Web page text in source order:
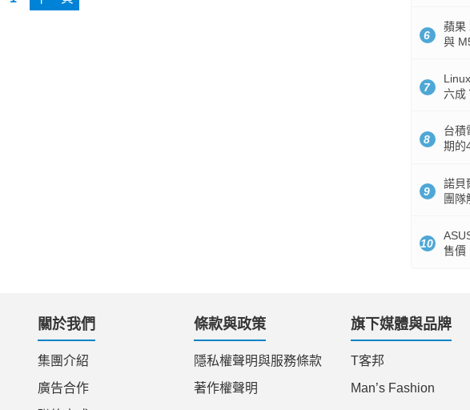
6
蘋果
與
7
六成
8
台積
期的
9
諾貝
團隊
10
售價
關於我們
集團介紹
廣告合作
條款與政策
隱私權聲明與服務條款
著作權聲明
旗下媒體與品牌
T客邦
Man’s Fashion